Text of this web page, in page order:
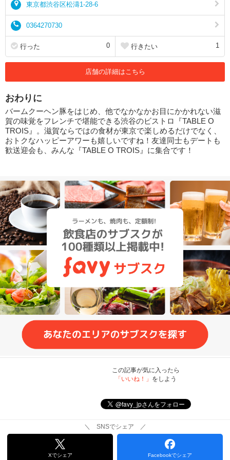
東京都渋谷区松濤1-28-6
0364270730
行った 0 行きたい 1
店舗の詳細はこちら
おわりに
バームクーヘン豚をはじめ、他でなかなかお目にかかれない滋
賀の味覚をフレンチで堪能できる渋谷のビストロ『TABLE O
TROIS』。滋賀ならではの食材が東京で楽しめるだけでなく、
おトクなハッピーアワーも嬉しいですね！友達同士もデートも
歓送迎会も、みんな『TABLE O TROIS』に集合です！
この記事が気に入ったら
「いいね！」 をしよう
＼ SNSでシェア ／
Xでシェア Facebookでシェア